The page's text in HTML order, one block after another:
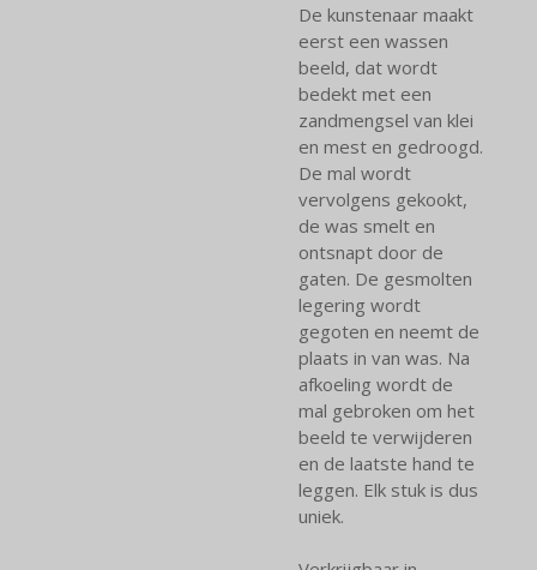
De kunstenaar maakt
eerst een wassen
beeld, dat wordt
bedekt met een
zandmengsel van klei
en mest en gedroogd.
De mal wordt
vervolgens gekookt,
de was smelt en
ontsnapt door de
gaten. De gesmolten
legering wordt
gegoten en neemt de
plaats in van was. Na
afkoeling wordt de
mal gebroken om het
beeld te verwijderen
en de laatste hand te
leggen. Elk stuk is dus
uniek.